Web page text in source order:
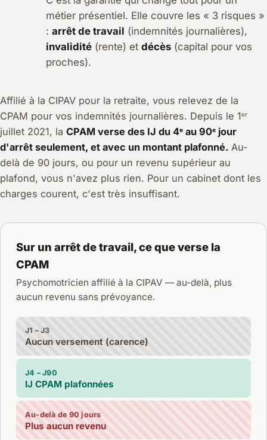
métier présentiel. Elle couvre les « 3 risques »
: arrêt de travail (indemnités journalières),
invalidité(rente) et décès(capital pour vos
proches).
Affilié à la CIPAV pour la retraite, vous relevez de la
CPAM pour vos indemnités journalières. Depuis le 1ᵉʳ
juillet 2021, la CPAM verse des IJ du 4ᵉ au 90ᵉ jour
d'arrêt seulement, et avec un montant plafonné. Au-
delà de 90 jours, ou pour un revenu supérieur au
plafond, vous n'avez plus rien. Pour un cabinet dont les
charges courent, c'est très insuffisant.
Sur un arrêt de travail, ce que verse la
CPAM
Psychomotricien affilié à la CIPAV — au-delà, plus
aucun revenu sans prévoyance.
J1 – J3
Aucun versement (carence)
J4 – J90
IJ CPAM plafonnées
Au-delà de 90 jours
Plus aucun revenu